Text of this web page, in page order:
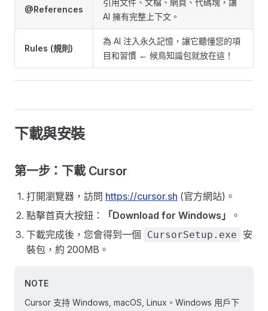
@References
引用文件、文檔、網頁、代碼塊，讓
AI 擁有完整上下文。
Rules (規則)
為 AI 注入永久記憶，讓它聽懂您的項
目和習慣 ← 候鳥知識包就放在這！
下載與安裝
第一步：下載 Cursor
打開瀏覽器，訪問 https://cursor.sh (官方網站)。
點擊首頁大按鈕：
「Download for Windows」
。
下載完成後，您會得到一個
CursorSetup.exe
安
裝包，約 200MB。
NOTE
Cursor 支持 Windows, macOS, Linux。Windows 用戶下